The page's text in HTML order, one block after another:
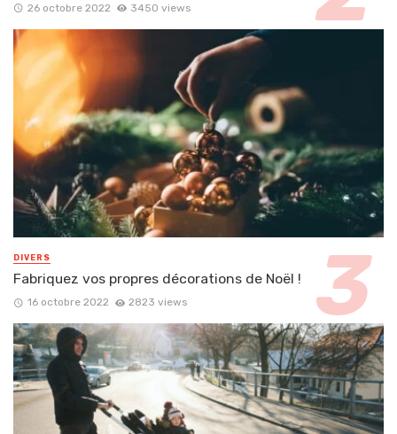
26 octobre 2022 3450 views
DIVERS
Fabriquez vos propres décorations de Noël !
16 octobre 2022 2823 views